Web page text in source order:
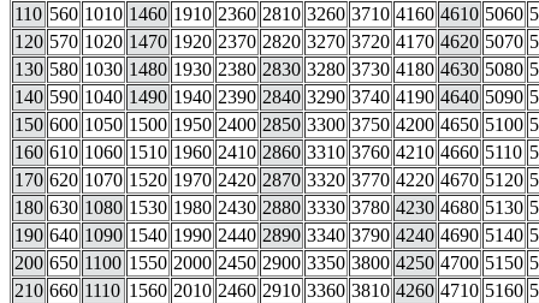
110 560 1010 1460 1910 2360 2810 3260 3710 4160 4610 5060
120 570 1020 1470 1920 2370 2820 3270 3720 4170 4620 5070
130 580 1030 1480 1930 2380 2830 3280 3730 4180 4630 5080
140 590 1040 1490 1940 2390 2840 3290 3740 4190 4640 5090
150 600 1050 1500 1950 2400 2850 3300 3750 4200 4650 5100
160 610 1060 1510 1960 2410 2860 3310 3760 4210 4660 5110
170 620 1070 1520 1970 2420 2870 3320 3770 4220 4670 5120
180 630 1080 1530 1980 2430 2880 3330 3780 4230 4680 5130
190 640 1090 1540 1990 2440 2890 3340 3790 4240 4690 5140
200 650 1100 1550 2000 2450 2900 3350 3800 4250 4700 5150
210 660 1110 1560 2010 2460 2910 3360 3810 4260 4710 5160